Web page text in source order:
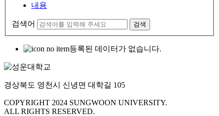
내용
검색어 검색
등록된 데이터가 없습니다.
경상북도 영천시 신녕면 대학길 105
COPYRIGHT 2024 SUNGWOON UNIVERSITY.
ALL RIGHTS RESERVED.